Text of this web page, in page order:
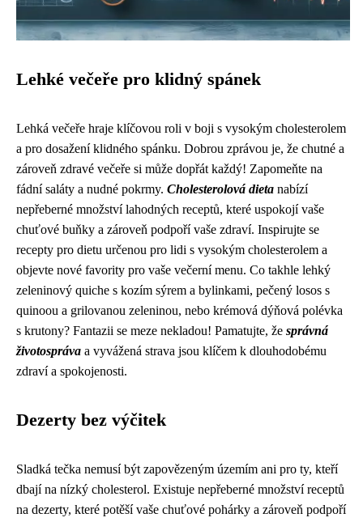
Lehké večeře pro klidný spánek
Lehká večeře hraje klíčovou roli v boji s vysokým cholesterolem
a pro dosažení klidného spánku. Dobrou zprávou je, že chutné a
zároveň zdravé večeře si může dopřát každý! Zapomeňte na
fádní saláty a nudné pokrmy. Cholesterolová dieta nabízí
nepřeberné množství lahodných receptů, které uspokojí vaše
chuťové buňky a zároveň podpoří vaše zdraví. Inspirujte se
recepty pro dietu určenou pro lidi s vysokým cholesterolem a
objevte nové favority pro vaše večerní menu. Co takhle lehký
zeleninový quiche s kozím sýrem a bylinkami, pečený losos s
quinoou a grilovanou zeleninou, nebo krémová dýňová polévka
s krutony? Fantazii se meze nekladou! Pamatujte, že správná
životospráva a vyvážená strava jsou klíčem k dlouhodobému
zdraví a spokojenosti.
Dezerty bez výčitek
Sladká tečka nemusí být zapovězeným územím ani pro ty, kteří
dbají na nízký cholesterol. Existuje nepřeberné množství receptů
na dezerty, které potěší vaše chuťové pohárky a zároveň podpoří